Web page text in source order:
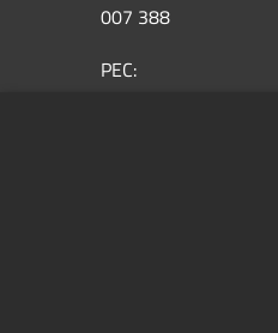
007 388
PEC: